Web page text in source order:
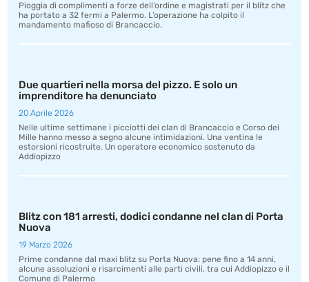
Pioggia di complimenti a forze dell’ordine e magistrati per il blitz che
ha portato a 32 fermi a Palermo. L’operazione ha colpito il
mandamento mafioso di Brancaccio.
Due quartieri nella morsa del pizzo. E solo un
imprenditore ha denunciato
20 Aprile 2026
Nelle ultime settimane i picciotti dei clan di Brancaccio e Corso dei
Mille hanno messo a segno alcune intimidazioni. Una ventina le
estorsioni ricostruite. Un operatore economico sostenuto da
Addiopizzo
Blitz con 181 arresti, dodici condanne nel clan di Porta
Nuova
19 Marzo 2026
Prime condanne dal maxi blitz su Porta Nuova: pene fino a 14 anni,
alcune assoluzioni e risarcimenti alle parti civili, tra cui Addiopizzo e il
Comune di Palermo